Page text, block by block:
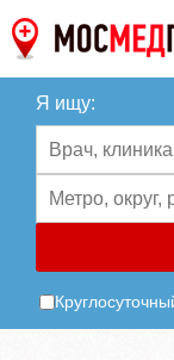
Я ищу: